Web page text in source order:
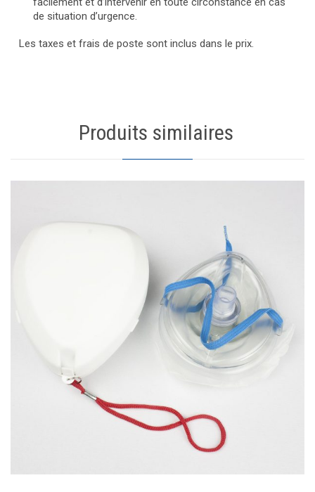
de situation d’urgence.
Les taxes et frais de poste sont inclus dans le prix.
Produits similaires